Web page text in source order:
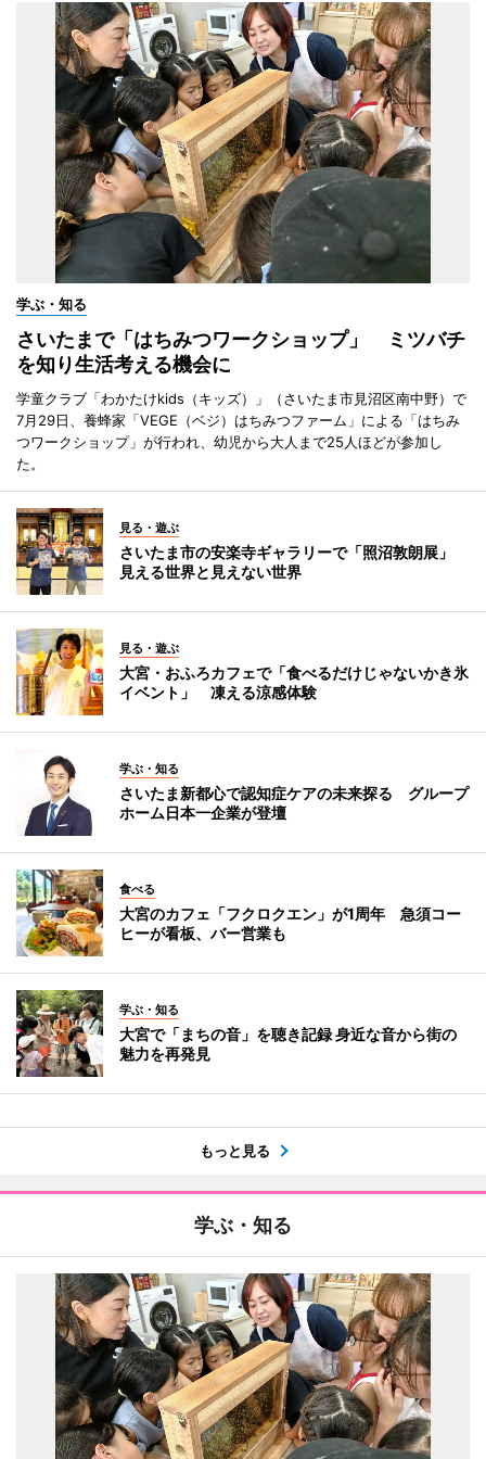
学ぶ・知る
さいたまで「はちみつワークショップ」 ミツバチ
を知り生活考える機会に
学童クラブ「わかたけkids（キッズ）」（さいたま市見沼区南中野）で
7月29日、養蜂家「VEGE（ベジ）はちみつファーム」による「はちみ
つワークショップ」が行われ、幼児から大人まで25人ほどが参加し
た。
見る・遊ぶ
さいたま市の安楽寺ギャラリーで「照沼敦朗展」
見える世界と見えない世界
見る・遊ぶ
大宮・おふろカフェで「食べるだけじゃないかき氷
イベント」 凍える涼感体験
学ぶ・知る
さいたま新都心で認知症ケアの未来探る グループ
ホーム日本一企業が登壇
食べる
大宮のカフェ「フクロクエン」が1周年 急須コー
ヒーが看板、バー営業も
学ぶ・知る
大宮で「まちの音」を聴き記録 身近な音から街の
魅力を再発見
もっと見る
学ぶ・知る